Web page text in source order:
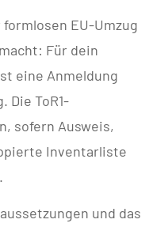
EU-Umzug
Für dein
eine Anmeldung
Die ToR1-
sofern Ausweis,
Inventarliste
und das